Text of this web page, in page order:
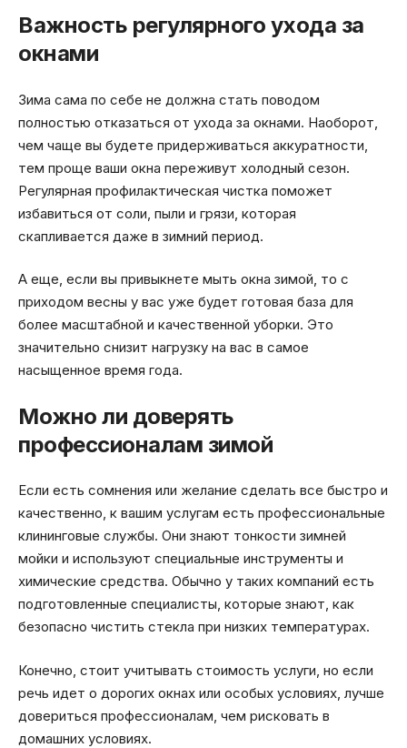
Важность регулярного ухода за
окнами
Зима сама по себе не должна стать поводом
полностью отказаться от ухода за окнами. Наоборот,
чем чаще вы будете придерживаться аккуратности,
тем проще ваши окна переживут холодный сезон.
Регулярная профилактическая чистка поможет
избавиться от соли, пыли и грязи, которая
скапливается даже в зимний период.
А еще, если вы привыкнете мыть окна зимой, то с
приходом весны у вас уже будет готовая база для
более масштабной и качественной уборки. Это
значительно снизит нагрузку на вас в самое
насыщенное время года.
Можно ли доверять
профессионалам зимой
Если есть сомнения или желание сделать все быстро и
качественно, к вашим услугам есть профессиональные
клининговые службы. Они знают тонкости зимней
мойки и используют специальные инструменты и
химические средства. Обычно у таких компаний есть
подготовленные специалисты, которые знают, как
безопасно чистить стекла при низких температурах.
Конечно, стоит учитывать стоимость услуги, но если
речь идет о дорогих окнах или особых условиях, лучше
довериться профессионалам, чем рисковать в
домашних условиях.